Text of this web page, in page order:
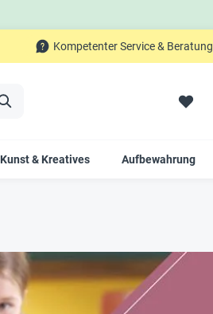
Kompetenter Service & Beratung
Kunst & Kreatives Aufbewahrung